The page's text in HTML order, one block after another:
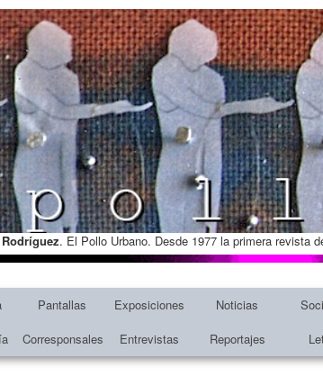
. El Pollo Urbano. Desde 1977 la primera revista
Pantallas Exposiciones Noticias
Corresponsales Entrevistas Reportajes